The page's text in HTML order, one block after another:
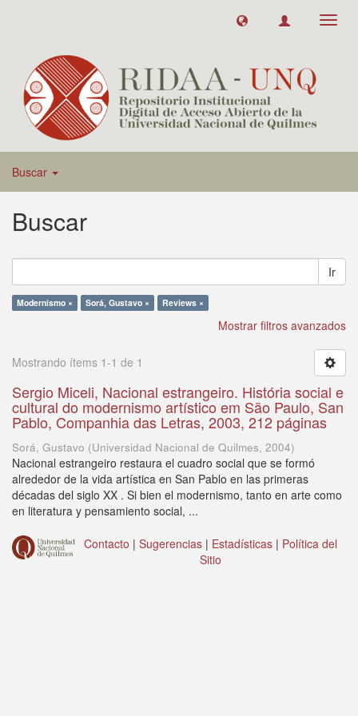
Buscar
Buscar
Ir
Modernismo × Sorá, Gustavo × Reviews ×
Mostrar filtros avanzados
Mostrando ítems 1-1 de 1
Sergio Miceli, Nacional estrangeiro. História social e
cultural do modernismo artístico em São Paulo, San
Pablo, Companhia das Letras, 2003, 212 páginas
Sorá, Gustavo (Universidad Nacional de Quilmes, 2004)
Nacional estrangeiro restaura el cuadro social que se formó
alrededor de la vida artística en San Pablo en las primeras
décadas del siglo XX . Si bien el modernismo, tanto en arte como
en literatura y pensamiento social, ...
Contacto | Sugerencias | Estadísticas | Política del
Sitio